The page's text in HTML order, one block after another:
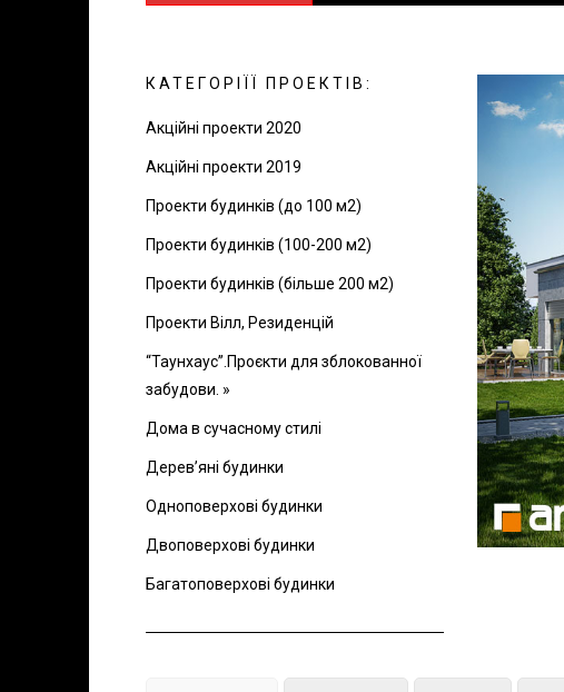
КАТЕГОРІЇЇ ПРОЕКТІВ:
Акційні проекти 2020
Акційні проекти 2019
Проекти будинків (до 100 м2)
Проекти будинків (100-200 м2)
Проекти будинків (більше 200 м2)
Проекти Вілл, Резиденцій
“Таунхаус”.Проєкти для зблокованної
забудови. »
Дома в сучасному стилі
Дерев’яні будинки
Одноповерхові будинки
Двоповерхові будинки
Багатоповерхові будинки